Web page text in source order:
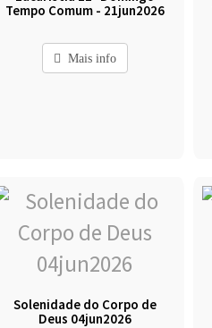
Tempo Comum - 21jun2026
Mais info
Solenidade do Corpo de
Deus 04jun2026